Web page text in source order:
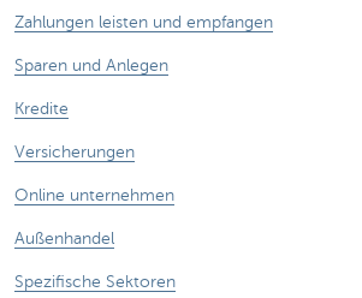
Zahlungen leisten und empfangen
Sparen und Anlegen
Kredite
Versicherungen
Online unternehmen
Außenhandel
Spezifische Sektoren